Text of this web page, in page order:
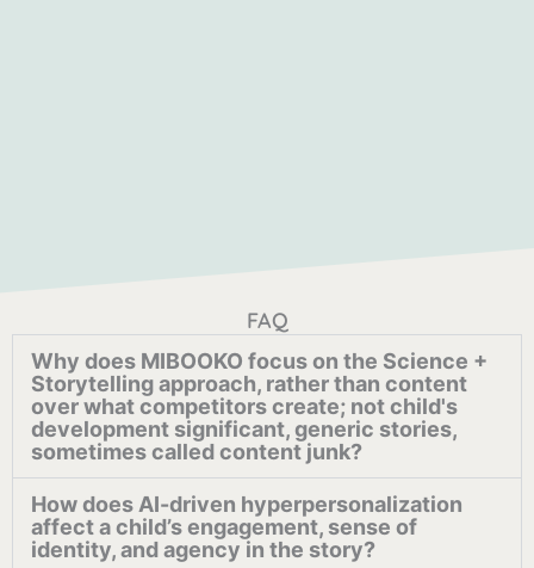
FAQ
Why does MIBOOKO focus on the Science +
Storytelling approach, rather than content
over what competitors create; not child's
development significant, generic stories,
sometimes called content junk?
How does AI-driven hyperpersonalization
affect a child’s engagement, sense of
identity, and agency in the story?